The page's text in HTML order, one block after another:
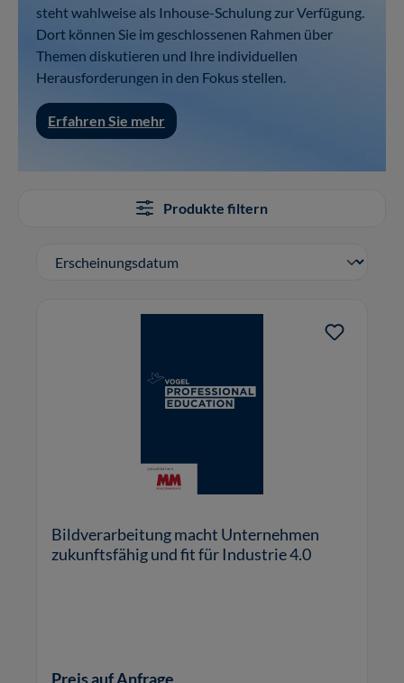
steht wahlweise als Inhouse-Schulung zur Verfügung.
Dort können Sie im geschlossenen Rahmen über
Themen diskutieren und Ihre individuellen
Herausforderungen in den Fokus stellen.
Erfahren Sie mehr
Produkte filtern
Bildverarbeitung macht Unternehmen
zukunftsfähig und fit für Industrie 4.0
Preis auf Anfrage